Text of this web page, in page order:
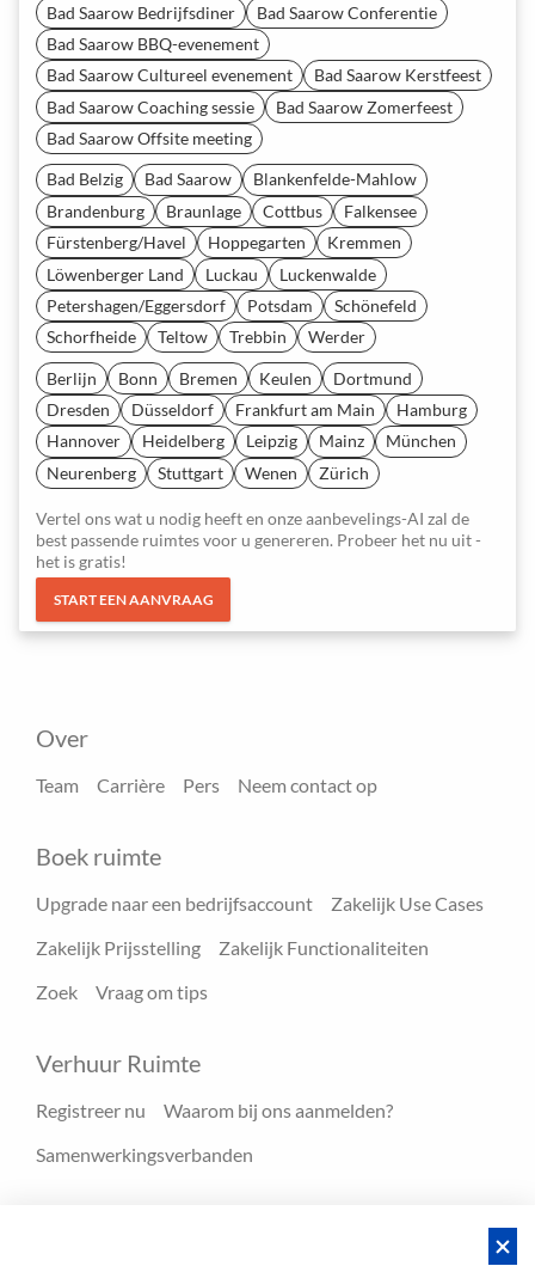
Bad Saarow Bedrijfsdiner
Bad Saarow Conferentie
Bad Saarow BBQ-evenement
Bad Saarow Cultureel evenement
Bad Saarow Kerstfeest
Bad Saarow Coaching sessie
Bad Saarow Zomerfeest
Bad Saarow Offsite meeting
Bad Belzig Bad Saarow
Blankenfelde-Mahlow
Brandenburg
Braunlage Cottbus
Falkensee
Fürstenberg/Havel
Hoppegarten
Kremmen
Löwenberger Land
Luckau
Luckenwalde
Petershagen/Eggersdorf
Potsdam
Schönefeld
Schorfheide
Teltow Trebbin Werder
Berlijn Bonn Bremen Keulen
Dortmund
Dresden
Düsseldorf Frankfurt am Main
Hamburg
Hannover
Heidelberg Leipzig Mainz
München
Neurenberg
Stuttgart Wenen Zürich
Vertel ons wat u nodig heeft en onze aanbevelings-AI zal de
best passende ruimtes voor u genereren. Probeer het nu uit -
het is gratis!
START EEN AANVRAAG
Over
Team Carrière Pers Neem contact op
Boek ruimte
Upgrade naar een bedrijfsaccount
Zakelijk Use Cases
Zakelijk Prijsstelling
Zakelijk Functionaliteiten
Zoek
Vraag om tips
Verhuur Ruimte
Registreer nu
Waarom bij ons aanmelden?
Samenwerkingsverbanden